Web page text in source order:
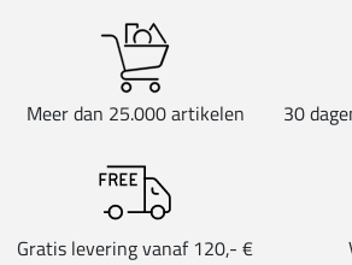
Meer dan 25.000 artikelen 30
Gratis levering vanaf 120,- €